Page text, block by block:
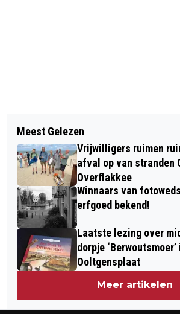
TERUGROEPACTIE
LAMPEN IKEA
ROTARYCLUB HELPT DE
VOEDSELBANK DE WINTER
Meest Gelezen
Vrijwilligers ruimen
afval op van stranden
Overflakkee
Winnaars van
erfgoed bekend!
Laatste lezing over
dorpje
Ooltgensplaat
Meer artikelen